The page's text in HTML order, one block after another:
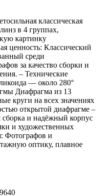
классическая
в 4 группах,
картинку
ценность: Классический
среди
за качество сборки и
– Технические
— около 280°
Диафрагма из 13
круги на всех значениях
открытой диафрагме –
и надёжный корпус
и художественных
Фотографов и
оптику, плавное